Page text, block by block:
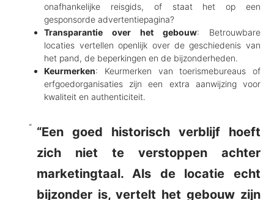
onafhankelijke reisgids, of staat het op een
gesponsorde advertentiepagina?
Transparantie over het gebouw: Betrouwbare
locaties vertellen openlijk over de geschiedenis van
het pand, de beperkingen en de bijzonderheden.
Keurmerken: Keurmerken van toerismebureaus of
erfgoedorganisaties zijn een extra aanwijzing voor
kwaliteit en authenticiteit.
“Een goed historisch verblijf hoeft
zich niet te verstoppen achter
marketingtaal. Als de locatie echt
bijzonder is, vertelt het gebouw zijn